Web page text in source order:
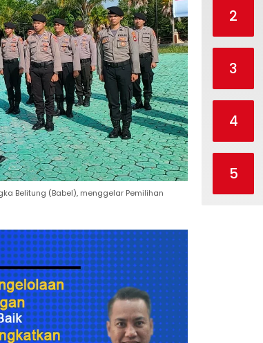
Belitung (Babel), menggelar Pemilihan
2
3
4
5